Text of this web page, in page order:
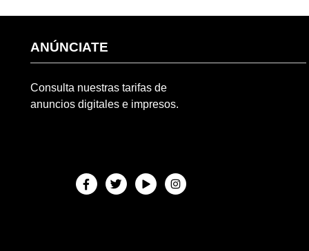
ANÚNCIATE
Consulta nuestras tarifas de
anuncios digitales e impresos.